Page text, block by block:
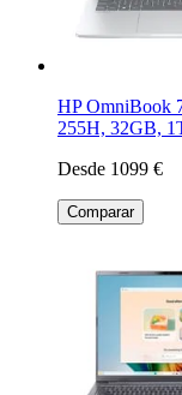
HP OmniBook
255H, 32GB,
Desde 1099 €
Comparar